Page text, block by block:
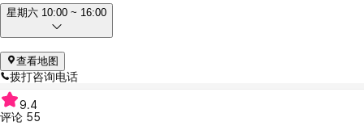
星期六 10:00 ~ 16:00
查看地图
拨打咨询电话
9.4
评论 55